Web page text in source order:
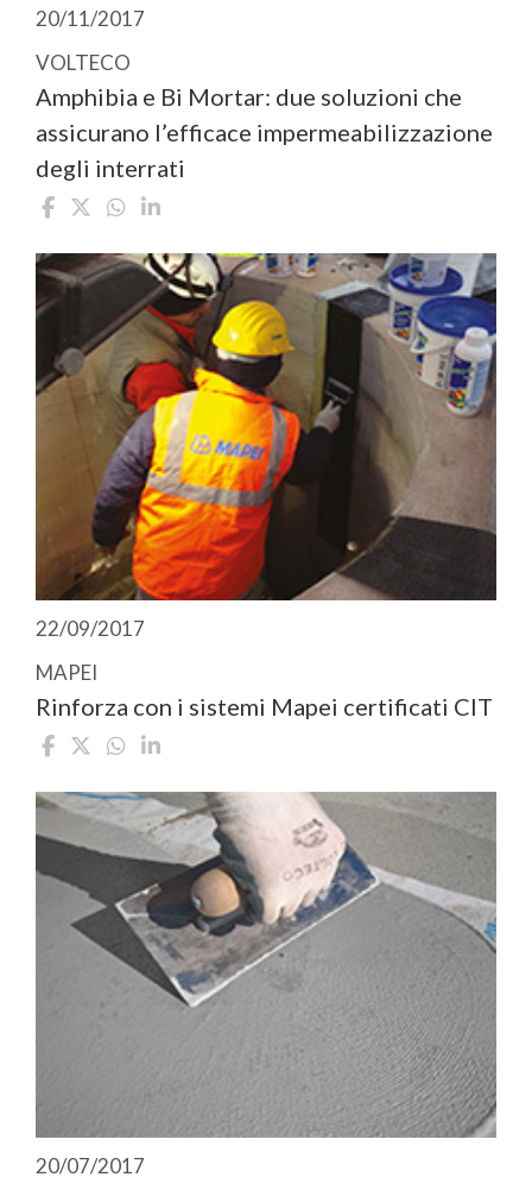
20/11/2017
VOLTECO
Amphibia e Bi Mortar: due soluzioni che
assicurano l’efficace impermeabilizzazione
degli interrati
22/09/2017
MAPEI
Rinforza con i sistemi Mapei certificati CIT
20/07/2017